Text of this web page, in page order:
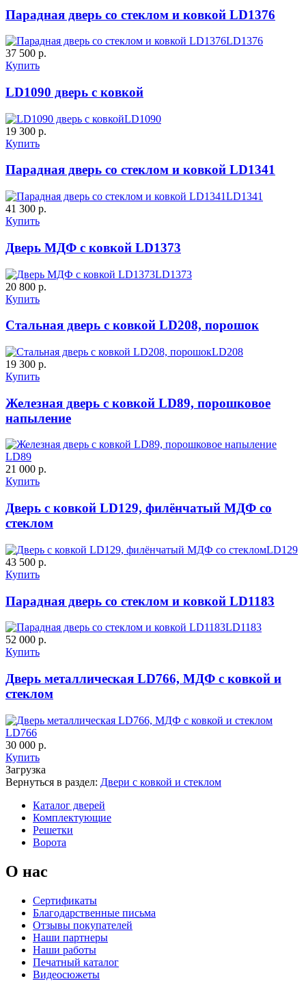
Порошковое напыление
"Крокодил"
Порошковое напыление "Шелк"
Парадная дверь со стеклом и ковкой LD1376
LD1376
37 500 р.
Купить
LD1090 дверь с ковкой
LD1090
19 300 р.
Купить
Парадная дверь со стеклом и ковкой LD1341
LD1341
41 300 р.
Купить
Дверь МДФ с ковкой LD1373
LD1373
20 800 р.
Купить
Стальная дверь с ковкой LD208, порошок
LD208
19 300 р.
Купить
Железная дверь с ковкой LD89, порошковое
напыление
LD89
21 000 р.
Купить
Дверь с ковкой LD129, филёнчатый МДФ со
стеклом
LD129
43 500 р.
Купить
Парадная дверь со стеклом и ковкой LD1183
LD1183
52 000 р.
Купить
Дверь металлическая LD766, МДФ с ковкой и
стеклом
LD766
30 000 р.
Купить
Загрузка
Вернуться в раздел: Двери с ковкой и стеклом
Каталог дверей
Комплектующие
Решетки
Ворота
О нас
Сертификаты
Благодарственные письма
Отзывы покупателей
Наши партнеры
Наши работы
Печатный каталог
Видеосюжеты